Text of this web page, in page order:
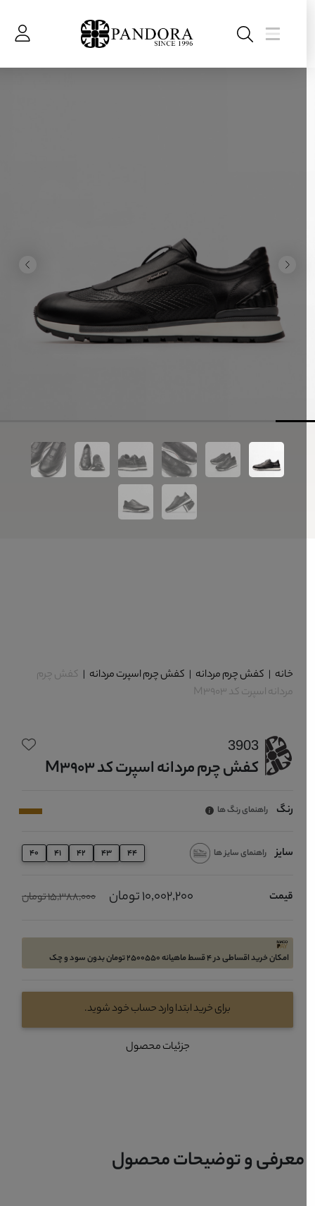
خانه | کفش چرم مردانه| کفش چرم اسپرت مردانه| کفش چرم
مردانه اسپرت کد M3903
3903
کفش چرم مردانه اسپرت کد M3903
رنگ راهنمای رنگ ها
سایز راهنمای سایز ها 43 44
قیمت 10,002,200 تومان 15,388,000 تومان
امکان خرید اقساطی در 4 قسط ماهیانه 2500550 تومان بدون سود و چک
برای خرید ابتدا وارد حساب خود شوید.
جزئیات محصول
معرفی و توضیحات محصول